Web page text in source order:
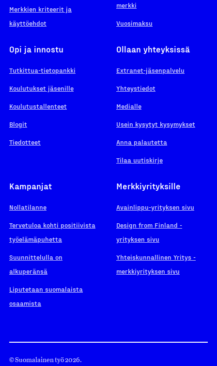
Merkkien kriteerit ja
käyttöehdot
merkki
Vuosimaksu
Opi ja innostu
Tutkittua-tietopankki
Koulutukset jäsenille
Koulutustallenteet
Blogit
Tiedotteet
Ollaan yhteyksissä
Extranet-jäsenpalvelu
Yhteystiedot
Medialle
Usein kysytyt kysymykset
Anna palautetta
Tilaa uutiskirje
Kampanjat
Nollatilanne
Tervetuloa kohti positiivista
työelämäpuhetta
Suunnittelulla on
alkuperänsä
Liputetaan suomalaista
osaamista
Merkkiyrityksille
Avainlippu-yrityksen sivu
Design from Finland -
yrityksen sivu
Yhteiskunnallinen Yritys -
merkkiyrityksen sivu
© Suomalainen työ 2026.